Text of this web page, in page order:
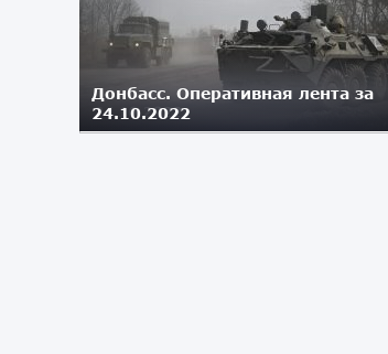
Донбасс. Оперативная лента за
24.10.2022
24.10.2022